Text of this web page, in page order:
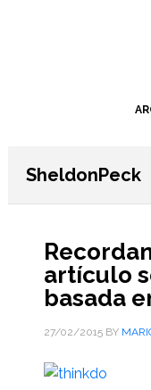
SheldonPeck
artículo
basada
27/02/2015BY